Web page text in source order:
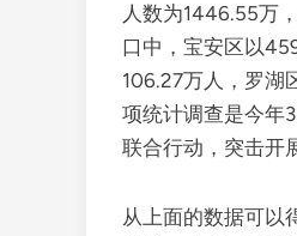
人数为1446.55万
口中，宝安区以
106.27万人，罗湖
项统计调查是今年
联合行动，突击开
从上面的数据可以